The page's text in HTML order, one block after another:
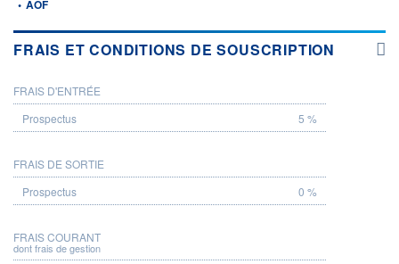
• AOF
FRAIS ET CONDITIONS DE SOUSCRIPTION
PROSPECTUS
FRAIS D'ENTRÉE
5 %
FRAIS DE SORTIE
0 %
FRAIS COURANT
dont frais de gestion